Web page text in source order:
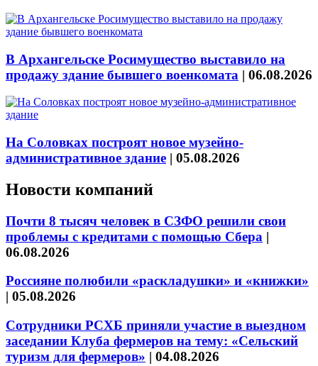
В Архангельске Росимущество выставило на
продажу здание бывшего военкомата | 06.08.2026
На Соловках построят новое музейно-
административное здание | 05.08.2026
Новости компаний
Почти 8 тысяч человек в СЗФО решили свои
проблемы с кредитами с помощью Сбера |
06.08.2026
Россияне полюбили «раскладушки» и «книжки»
| 05.08.2026
Сотрудники РСХБ приняли участие в выездном
заседании Клуба фермеров на тему: «Сельский
туризм для фермеров» | 04.08.2026